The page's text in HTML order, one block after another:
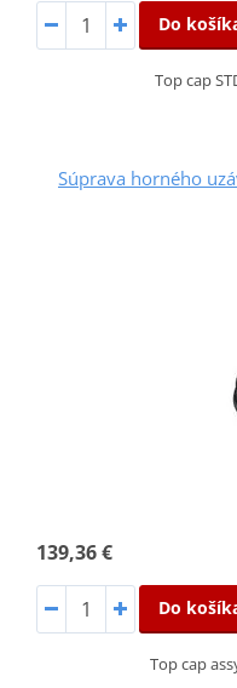
Do
Top cap
Súprava horného
139,36 €
Do
Top cap